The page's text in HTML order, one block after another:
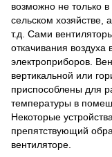
возможно не только
сельском хозяйстве,
т.д. Сами
откачивания
электроприборов.
вертикальной или
приспособлены для
температуры в
Некоторые
препятствующий
вентиляторе.